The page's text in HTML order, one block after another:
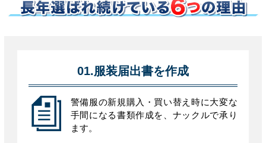
01.服装届出書を作成
警備服の新規購入・買い替え時に大変な
手間になる書類作成を、ナックルで承り
ます。